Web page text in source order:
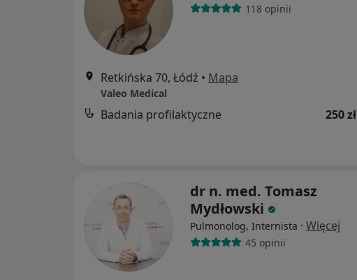
118 opinii
Retkińska 70, Łódź • Mapa
Valeo Medical
Badania profilaktyczne 250 zł
dr n. med. Tomasz
Mydłowski
Pulmonolog, Internista · Więcej
45 opinii